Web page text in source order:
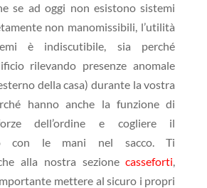
se ad oggi non esistono sistemi
non manomissibili, l’utilità
è indiscutibile, sia perché
rilevando presenze anomale
della casa) durante la vostra
hanno anche la funzione di
dell’ordine e cogliere il
con le mani nel sacco. Ti
alla nostra sezionecasseforti,
mettere al sicuro i propri